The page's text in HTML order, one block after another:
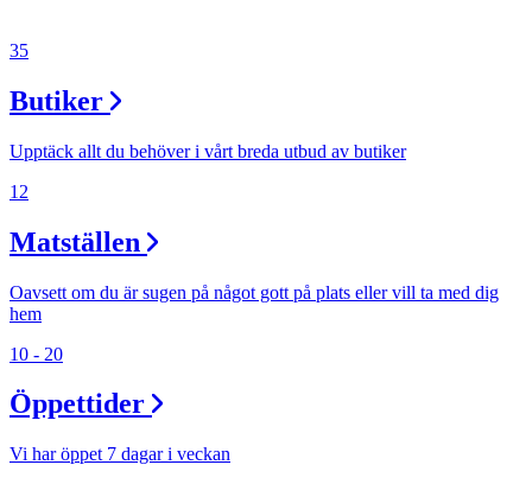
Magasin
Presentkort
Min Shopping-app
35
Butiker
Upptäck allt du behöver i vårt breda utbud av butiker
12
Matställen
Oavsett om du är sugen på något gott på plats eller vill ta med dig
hem
10 - 20
Öppettider
Vi har öppet 7 dagar i veckan